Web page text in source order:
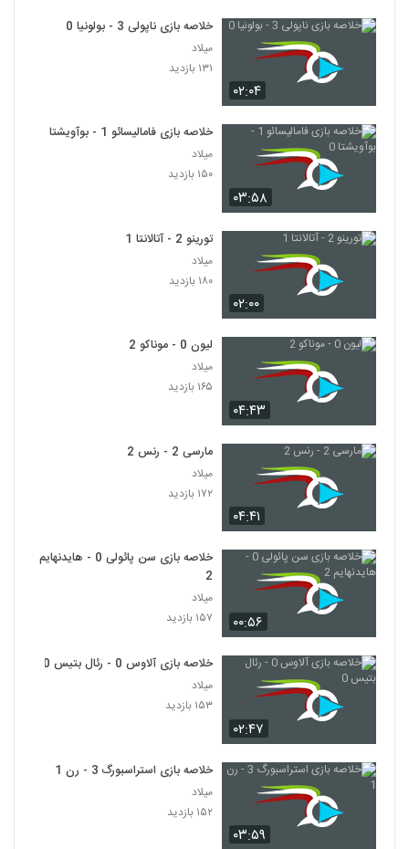
۰۲:۰۴
خلاصه بازی ناپولی 3 - بولونیا 0
میلاد
۱۳۱ بازدید
۰۳:۵۸
خلاصه بازی فامالیسائو 1 - بوآویشتا 0
میلاد
۱۵۰ بازدید
۰۲:۰۰
تورینو 2 - آتالانتا 1
میلاد
۱۸۰ بازدید
۰۴:۴۳
لیون 0 - موناکو 2
میلاد
۱۶۵ بازدید
۰۴:۴۱
مارسی 2 - رنس 2
میلاد
۱۷۲ بازدید
۰۰:۵۶
خلاصه بازی سن پائولی 0 - هایدنهایم
2
میلاد
۱۵۷ بازدید
۰۲:۴۷
خلاصه بازی آلاوس 0 - رئال بتیس 0
میلاد
۱۵۳ بازدید
۰۳:۵۹
خلاصه بازی استراسبورگ 3 - رن 1
میلاد
۱۵۲ بازدید